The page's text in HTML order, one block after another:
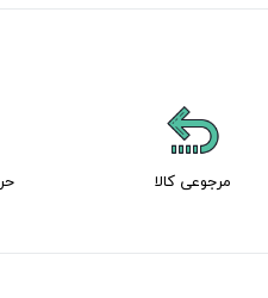
مرجوعی کالا